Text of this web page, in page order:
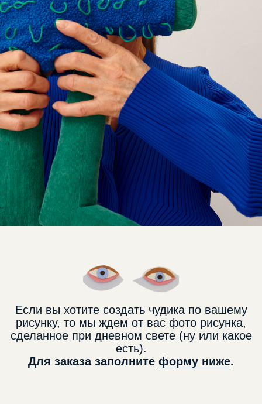
Если вы хотите создать чудика по вашему
рисунку, то мы ждем от вас фото рисунка,
сделанное при дневном свете (ну или какое
есть).
Для заказа заполните форму ниже.